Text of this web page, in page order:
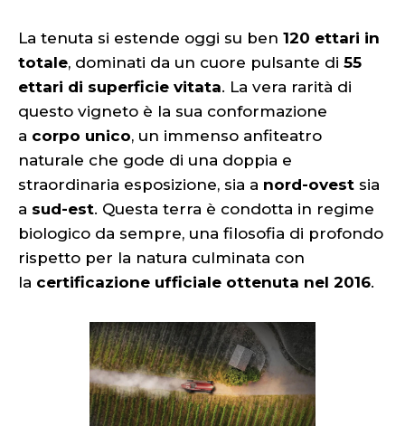
La tenuta si estende oggi su ben 120 ettari in
totale, dominati da un cuore pulsante di 55
ettari di superficie vitata. La vera rarità di
questo vigneto è la sua conformazione
a corpo unico, un immenso anfiteatro
naturale che gode di una doppia e
straordinaria esposizione, sia a nord-ovest sia
a sud-est. Questa terra è condotta in regime
biologico da sempre, una filosofia di profondo
rispetto per la natura culminata con
la certificazione ufficiale ottenuta nel 2016.